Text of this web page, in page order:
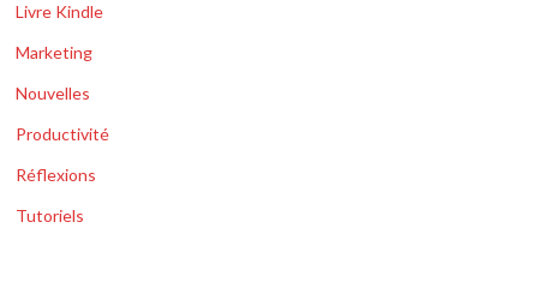
Livre Kindle
Marketing
Nouvelles
Productivité
Réflexions
Tutoriels